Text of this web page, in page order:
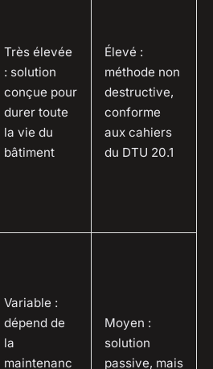
Très élevée
: solution
conçue pour
durer toute
la vie du
bâtiment
Élevé :
méthode non
destructive,
conforme
aux cahiers
du DTU 20.1
Variable :
dépend de
la
maintenanc
Moyen :
solution
passive, mais